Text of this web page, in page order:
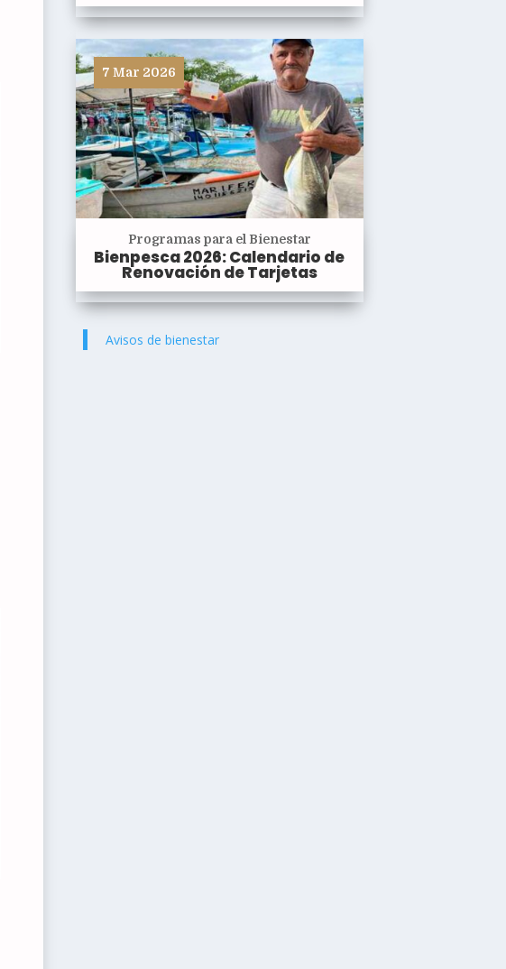
7 Mar 2026
Programas para el Bienestar
Bienpesca 2026: Calendario de
Renovación de Tarjetas
Avisos de bienestar